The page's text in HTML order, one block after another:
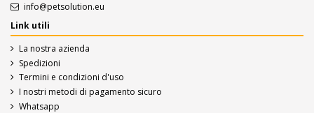
info@petsolution.eu
Link utili
La nostra azienda
Spedizioni
Termini e condizioni d'uso
I nostri metodi di pagamento sicuro
Whatsapp